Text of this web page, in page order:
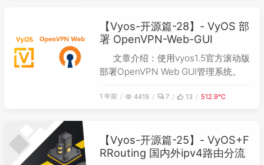
【Vyos-开源篇-28】- VyOS 部
署 OpenVPN-Web-GUI
文章介绍：使用vyos1.5官方滚动版
部署OpenVPN Web GUI管理系统。
1 年前 4419 7 13 512.9℃
【Vyos-开源篇-25】- VyOS+F
RRouting 国内外ipv4路由分流